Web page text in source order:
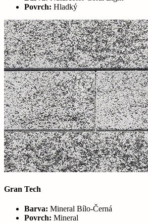
Povrch: Hladký
Gran Tech
Barva: Mineral Bílo-Černá
Povrch: Mineral